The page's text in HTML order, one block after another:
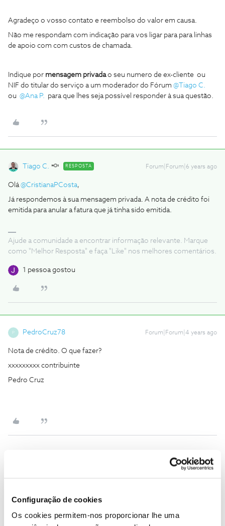
Configuração de cookies
Os cookies permitem-nos proporcionar lhe uma
Agradeço o vosso contato e reembolso do valor em causa.
Não me respondam com indicação para vos ligar para para linhas
de apoio com com custos de chamada.
Indique por mensagem privadao seu numero de ex-cliente ou
NIF do titular do serviço a um moderador do Fórum @Tiago C.
ou @Ana P. para que lhes seja possível responder à sua questão.
Tiago C. RESPOSTA Forum|Forum|6 years ago
Olá@CristianaPCosta,
Já respondemos à sua mensagem privada. A nota de crédito foi
emitida para anular a fatura que já tinha sido emitida.
Ajude a comunidade a encontrar informação relevante. Marque
como "Melhor Resposta" e faça "Like" nos melhores comentários.
1 pessoa gostou
P PedroCruz78 Forum|Forum|4 years ago
Nota de crédito. O que fazer?
xxxxxxxxx contribuinte
Pedro Cruz
Forum|Forum|4 years ago
Agradecemos a sua mensagem.
Ocultámos informação do seu comentário para proteção dos
seus dados.